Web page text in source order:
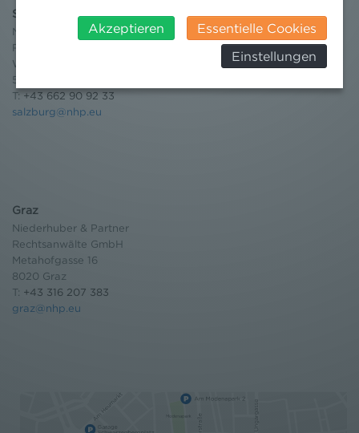
Salzburg
Niederhuber & Partner
Rechtsanwälte GmbH
Wilhelm-Spazier-Straße 2a
5020 Salzburg
T: +43 662 90 92 33
salzburg@nhp.eu
Graz
Niederhuber & Partner
Rechtsanwälte GmbH
Metahofgasse 16
8020 Graz
T: +43 316 207 383
graz@nhp.eu
insbesondere das Risiko, dass ihre Daten durch US-
Behörden, zu Kontroll- und zu
Überwachungszwecken, verarbeitet werden und
werden können. Zudem finden Sie am
Bildschirmrand ein Cookie-Icon wo Sie jederzeit Ihre
Akzeptieren
Essentielle Cookies
Einstellungen